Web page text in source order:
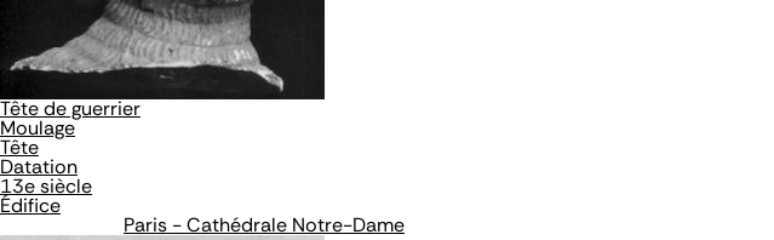
Tête de guerrier
Moulage
Tête
Datation
13e siècle
Édifice
Paris - Cathédrale Notre-Dame